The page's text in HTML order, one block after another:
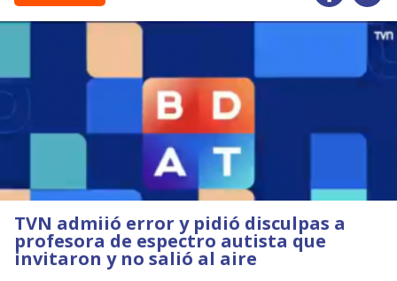
TVN admiió error y pidió disculpas a
profesora de espectro autista que
invitaron y no salió al aire